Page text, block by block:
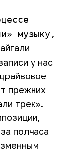
музыку,
у нас
прежних
трек».
полчаса